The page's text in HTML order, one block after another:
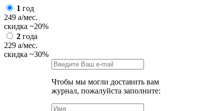
1 год
249 a/мес.
скидка ~20%
2 года
229 a/мес.
скидка ~30%
Чтобы мы могли доставить вам
журнал, пожалуйста заполните: